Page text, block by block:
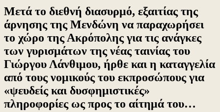
Μετά το διεθνή διασυρμό, εξαιτίας της
άρνησης της Μενδώνη να παραχωρήσει
το χώρο της Ακρόπολης για τις ανάγκες
των γυρισμάτων της νέας ταινίας του
Γιώργου Λάνθιμου, ήρθε και η καταγγελία
από τους νομικούς του εκπροσώπους για
«ψευδείς και δυσφημιστικές»
πληροφορίες ως προς το αίτημά του…